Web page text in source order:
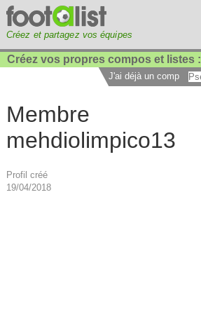
Créez et partagez vos équipes
Créez vos propres compos et listes :
J'ai déjà un compte :
Membre
mehdiolimpico13
Profil créé
19/04/2018